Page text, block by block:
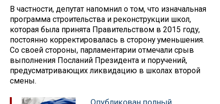
В частности, депутат напомнил о том, что изначальная
программа строительства и реконструкции школ,
которая была принята Правительством в 2015 году,
постоянно корректировалась в сторону уменьшения.
Со своей стороны, парламентарии отмечали срыв
выполнения Посланий Президента и поручений,
предусматривающих ликвидацию в школах второй
смены.